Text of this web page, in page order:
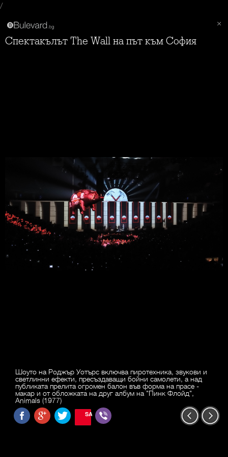
/
Спектакълът The Wall на път към София
Шоуто на Роджър Уотърс включва пиротехника, звукови и
светлинни ефекти, пресъздаващи бойни самолети, а над
публиката прелита огромен балон във форма на прасе -
макар и от обложката на друг албум на "Пинк Флойд",
Animals (1977)
SAVE